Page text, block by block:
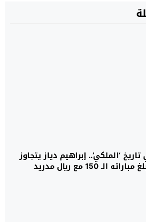
‘الملكي’.. إبراهيم دياز يتجاوز
الـ 150 مع ريال مدريد